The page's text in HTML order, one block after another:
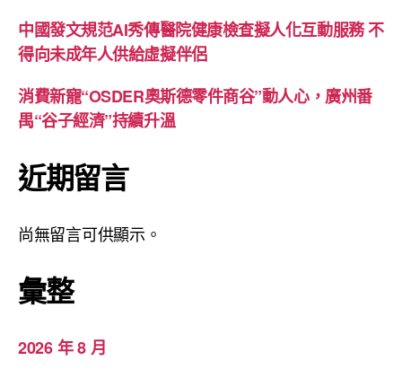
中國發文規范AI秀傳醫院健康檢查擬人化互動服務 不
得向未成年人供給虛擬伴侶
消費新寵“OSDER奧斯德零件商谷”動人心，廣州番
禺“谷子經濟”持續升溫
近期留言
尚無留言可供顯示。
彙整
2026 年 8 月